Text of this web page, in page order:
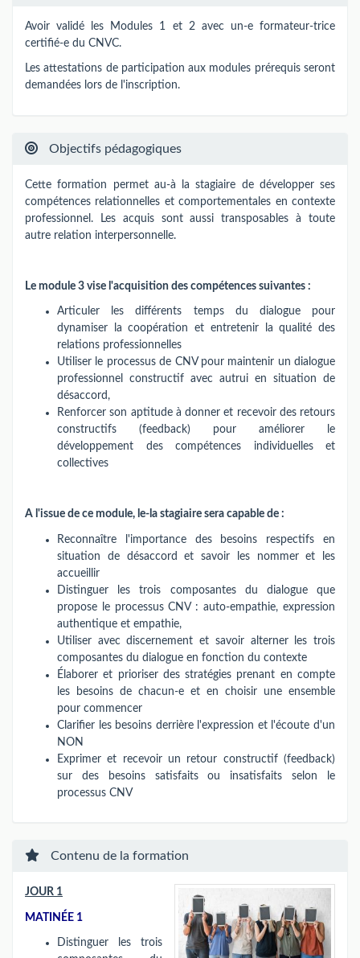
Avoir validé les Modules 1 et 2 avec un-e formateur-trice
certifié-e du CNVC.
Les attestations de participation aux modules prérequis seront
demandées lors de l'inscription.
Objectifs pédagogiques
Cette formation permet au-à la stagiaire de développer ses
compétences relationnelles et comportementales en contexte
professionnel. Les acquis sont aussi transposables à toute
autre relation interpersonnelle.
Le module 3 vise l'acquisition des compétences suivantes :
Articuler les différents temps du dialogue pour
dynamiser la coopération et entretenir la qualité des
relations professionnelles
Utiliser le processus de CNV pour maintenir un dialogue
professionnel constructif avec autrui en situation de
désaccord,
Renforcer son aptitude à donner et recevoir des retours
constructifs (feedback) pour améliorer le
développement des compétences individuelles et
collectives
A l'issue de ce module, le-la stagiaire sera capable de :
Reconnaître l'importance des besoins respectifs en
situation de désaccord et savoir les nommer et les
accueillir
Distinguer les trois composantes du dialogue que
propose le processus CNV : auto-empathie, expression
authentique et empathie,
Utiliser avec discernement et savoir alterner les trois
composantes du dialogue en fonction du contexte
Élaborer et prioriser des stratégies prenant en compte
les besoins de chacun-e et en choisir une ensemble
pour commencer
Clarifier les besoins derrière l'expression et l'écoute d'un
NON
Exprimer et recevoir un retour constructif (feedback)
sur des besoins satisfaits ou insatisfaits selon le
processus CNV
Contenu de la formation
JOUR 1
MATINÉE 1
Distinguer les trois